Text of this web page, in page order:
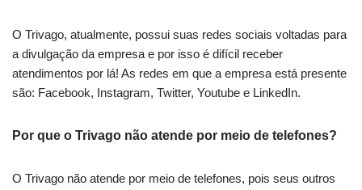
O Trivago, atualmente, possui suas redes sociais voltadas para
a divulgação da empresa e por isso é difícil receber
atendimentos por lá! As redes em que a empresa está presente
são: Facebook, Instagram, Twitter, Youtube e LinkedIn.
Por que o Trivago não atende por meio de telefones?
O Trivago não atende por meio de telefones, pois seus outros